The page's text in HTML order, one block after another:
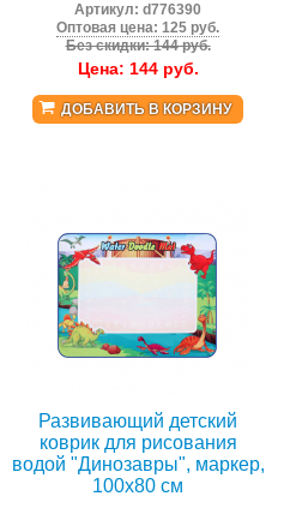
Артикул:d776390
Оптовая цена: 125 руб.
Без скидки: 144 руб.
Цена: 144руб.
ДОБАВИТЬ В КОРЗИНУ
Развивающий детский
коврик для рисования
водой "Динозавры", маркер,
100х80 см